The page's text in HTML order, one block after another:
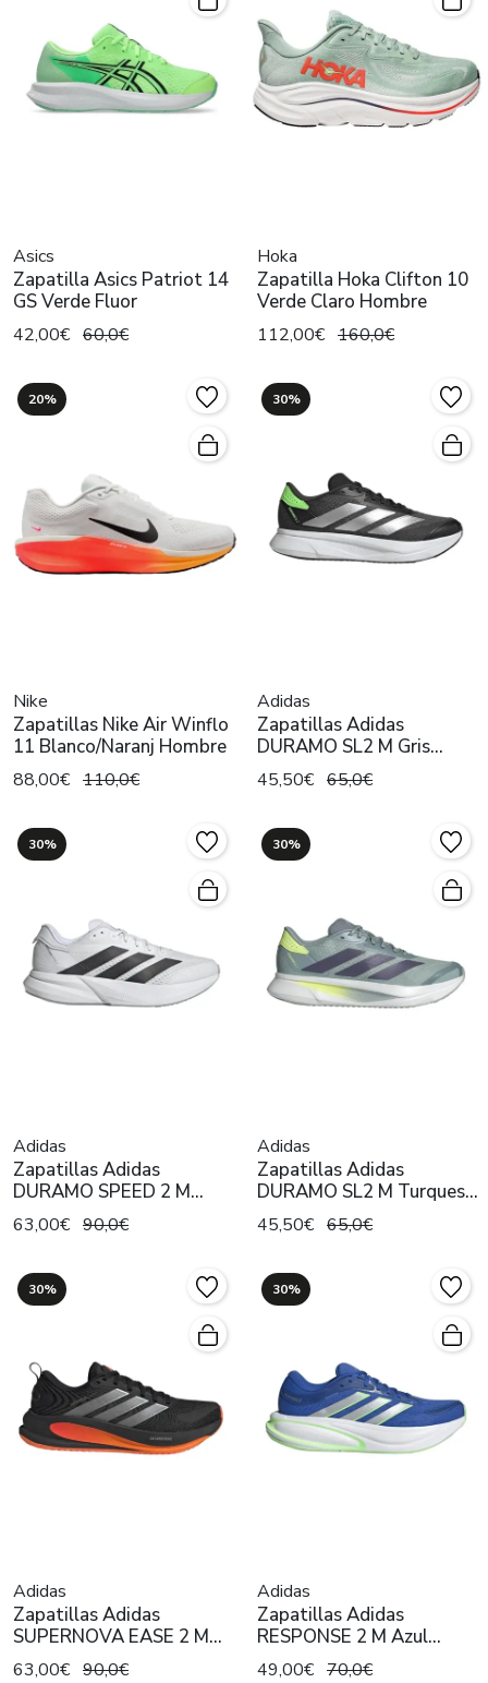
Asics
Zapatilla Asics Patriot 14
GS Verde Fluor
42,00€ 60,0€
Hoka
Zapatilla Hoka Clifton 10
Verde Claro Hombre
112,00€ 160,0€
20%
Nike
Zapatillas Nike Air Winflo
11 Blanco/Naranj Hombre
88,00€ 110,0€
30%
Adidas
Zapatillas Adidas
DURAMO SL2 M Gris
Hombre
45,50€ 65,0€
30%
Adidas
Zapatillas Adidas
DURAMO SPEED 2 M
Blanco Hombre
63,00€ 90,0€
30%
Adidas
Zapatillas Adidas
DURAMO SL2 M Turquesa
Hombre
45,50€ 65,0€
30%
Adidas
Zapatillas Adidas
SUPERNOVA EASE 2 M
Negro Hombre
63,00€ 90,0€
30%
Adidas
Zapatillas Adidas
RESPONSE 2 M Azul
Hombre
49,00€ 70,0€